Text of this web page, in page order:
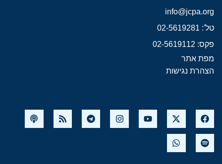
info@jcpa.org
טל': 02-5619281
פקס: 02-5619112
מפת אתר
הצהרת נגישות